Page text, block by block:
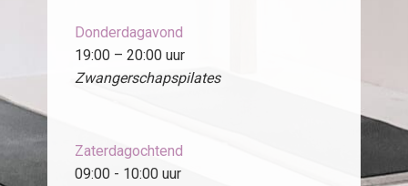
Donderdagavond
19:00 – 20:00 uur
Zwangerschapspilates
Zaterdagochtend
09:00 - 10:00 uur